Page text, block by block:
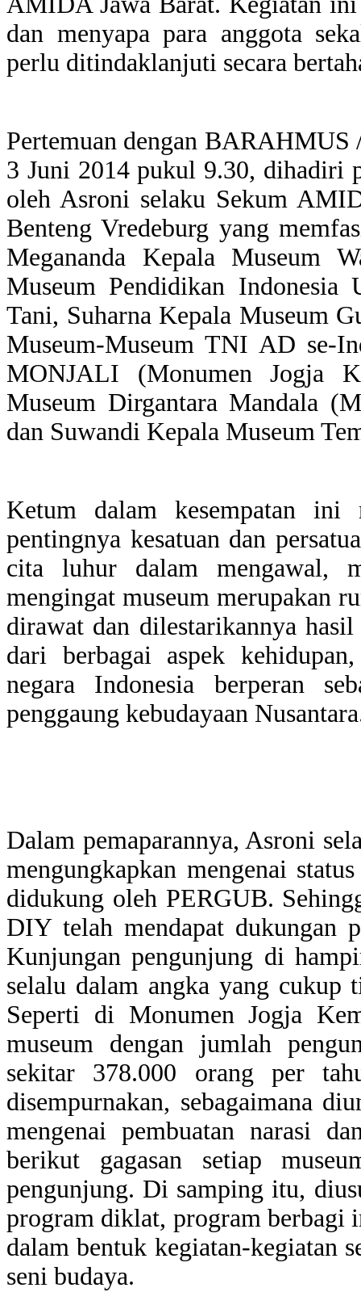
dan menyapa para anggota
perlu ditindaklanjuti secara
Pertemuan dengan
3 Juni 2014 pukul 9.30, dihadiri
oleh Asroni selaku Sekum
Benteng Vredeburg yang
Megananda Kepala Museum
Museum Pendidikan
Tani, Suharna Kepala Museum
Museum-Museum TNI AD se-
MONJALI (Monumen Jogja
Museum Dirgantara Mandala
dan Suwandi Kepala Museum
Ketum dalam kesempatan
pentingnya kesatuan dan
cita luhur dalam mengawal,
mengingat museum merupakan
dirawat dan dilestarikannya
dari berbagai aspek
negara Indonesia berperan
penggaung kebudayaan
Dalam pemaparannya, Asroni
mengungkapkan mengenai
didukung oleh PERGUB.
DIY telah mendapat dukungan
Kunjungan pengunjung di
selalu dalam angka yang cukup
Seperti di Monumen Jogja
museum dengan jumlah
sekitar 378.000 orang per
disempurnakan, sebagaimana
mengenai pembuatan narasi
berikut gagasan setiap
pengunjung. Di samping itu,
program diklat, program berbagi
dalam bentuk kegiatan-kegiatan
seni budaya.